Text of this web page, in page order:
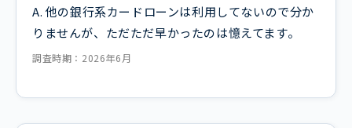
A. 他の銀行系カードローンは利用してないので分か
りませんが、ただただ早かったのは憶えてます。
調査時期：2026年6月